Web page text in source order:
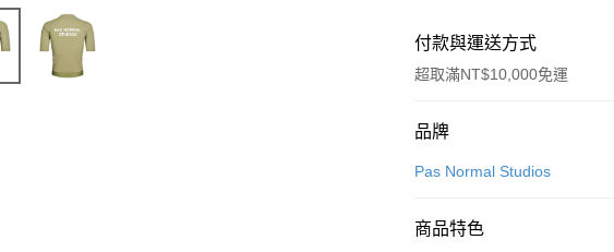
付款與運送方式
超取滿NT$10,000免運
付款方式
信用卡一次付款
品牌
Pas Normal Studios
商品特色